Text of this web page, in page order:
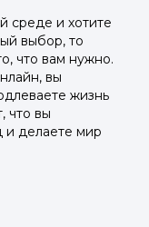
среде и хотите
выбор, то
что вам нужно.
вы
жизнь
что вы
и делаете мир